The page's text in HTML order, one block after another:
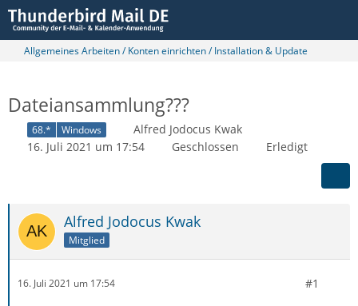
Allgemeines Arbeiten / Konten einrichten / Installation & Update
Dateiansammlung???
68.* Windows
Alfred Jodocus Kwak
16. Juli 2021 um 17:54
Geschlossen Erledigt
Alfred Jodocus Kwak
Mitglied
16. Juli 2021 um 17:54 #1